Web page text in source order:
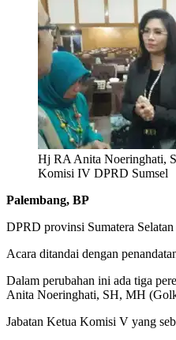
Hj RA Anita Noeringhati,
Komisi IV DPRD Sumsel
Palembang, BP
DPRD provinsi Sumatera
Acara ditandai dengan
Dalam perubahan ini ada tiga
Anita Noeringhati, SH, MH
Jabatan Ketua Komisi V yang